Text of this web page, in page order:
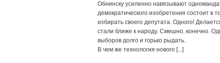
Обнинску усиленно навязывают
демократического изобретения состоит в
избирать своего депутата. Одного!
стали ближе к народу. Смешно, конечно.
выборов долго и горько рыдать.
В чем же технология нового [...]